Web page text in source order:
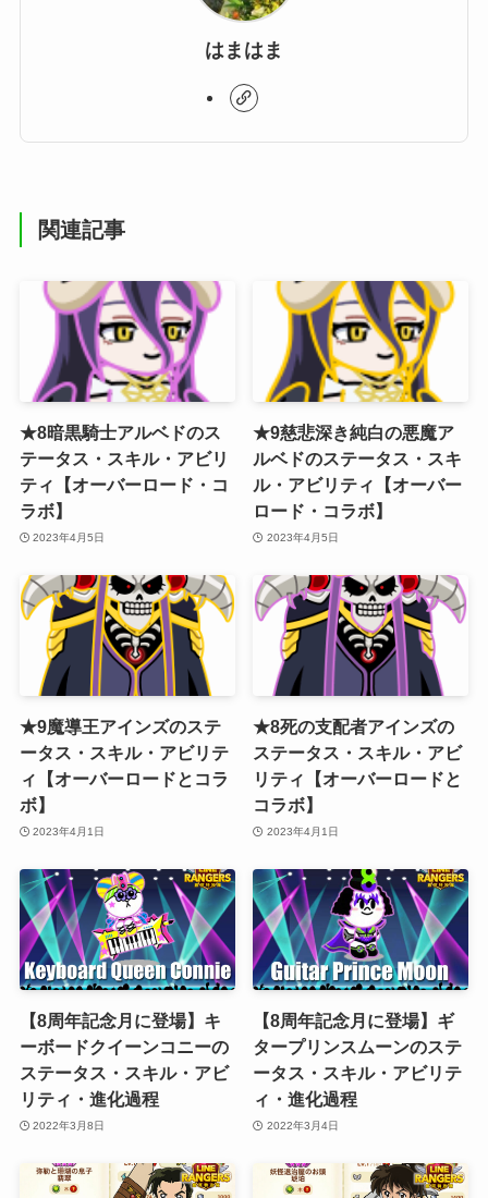
はまはま
関連記事
★8暗黒騎士アルベドのス
テータス・スキル・アビリ
ティ【オーバーロード・コ
ラボ】
2023年4月5日
★9慈悲深き純白の悪魔ア
ルベドのステータス・スキ
ル・アビリティ【オーバー
ロード・コラボ】
2023年4月5日
★9魔導王アインズのステ
ータス・スキル・アビリテ
ィ【オーバーロードとコラ
ボ】
2023年4月1日
★8死の支配者アインズの
ステータス・スキル・アビ
リティ【オーバーロードと
コラボ】
2023年4月1日
【8周年記念月に登場】キ
ーボードクイーンコニーの
ステータス・スキル・アビ
リティ・進化過程
2022年3月8日
【8周年記念月に登場】ギ
タープリンスムーンのステ
ータス・スキル・アビリテ
ィ・進化過程
2022年3月4日